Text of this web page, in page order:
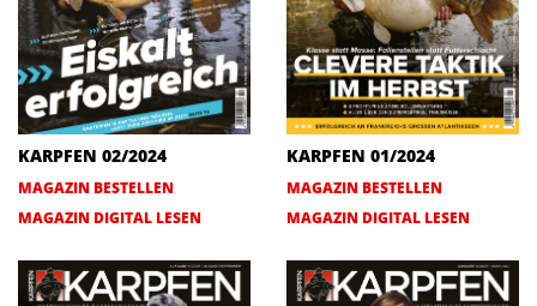
KARPFEN 02/2024
MAGAZIN BESTELLEN
MAGAZIN DIGITAL LESEN
KARPFEN 01/2024
MAGAZIN BESTELLEN
MAGAZIN DIGITAL LESEN